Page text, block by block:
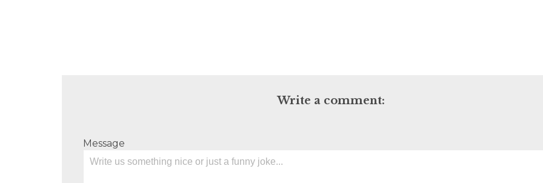
Write a comment:
Message